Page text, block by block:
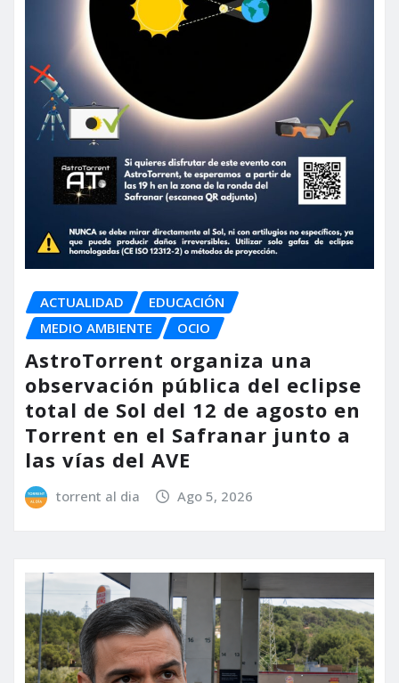
ACTUALIDAD
EDUCACIÓN
MEDIO AMBIENTE
OCIO
AstroTorrent organiza una
observación pública del eclipse
total de Sol del 12 de agosto en
Torrent en el Safranar junto a
las vías del AVE
torrent al dia Ago 5, 2026